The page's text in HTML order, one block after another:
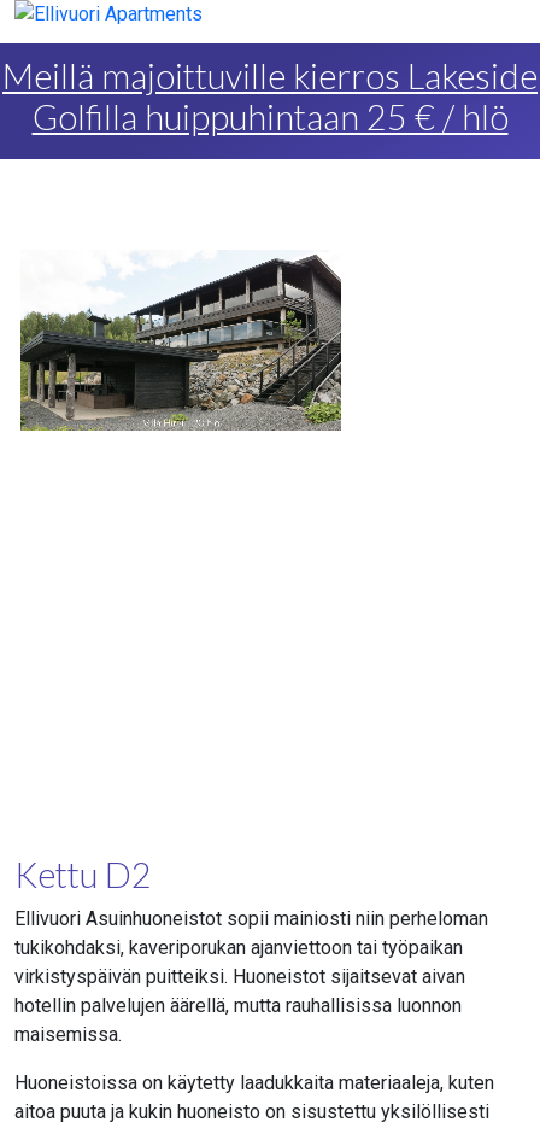
Meillä majoittuville kierros Lakeside
Golfilla huippuhintaan 25 € / hlö
Kettu D2
Ellivuori Asuinhuoneistot sopii mainiosti niin perheloman
tukikohdaksi, kaveriporukan ajanviettoon tai työpaikan
virkistyspäivän puitteiksi. Huoneistot sijaitsevat aivan
hotellin palvelujen äärellä, mutta rauhallisissa luonnon
maisemissa.
Huoneistoissa on käytetty laadukkaita materiaaleja, kuten
aitoa puuta ja kukin huoneisto on sisustettu yksilöllisesti